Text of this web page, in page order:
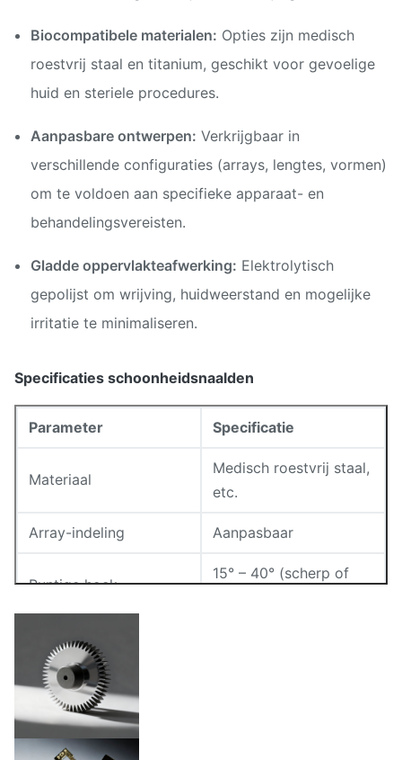
Biocompatibele materialen: Opties zijn medisch
roestvrij staal en titanium, geschikt voor gevoelige
huid en steriele procedures.
Aanpasbare ontwerpen: Verkrijgbaar in
verschillende configuraties (arrays, lengtes, vormen)
om te voldoen aan specifieke apparaat- en
behandelingsvereisten.
Gladde oppervlakteafwerking: Elektrolytisch
gepolijst om wrijving, huidweerstand en mogelijke
irritatie te minimaliseren.
Specificaties schoonheidsnaalden
Parameter Specificatie
Materiaal
Medisch roestvrij staal,
etc.
Array-indeling Aanpasbaar
Puntige hoek
15° – 40° (scherp of
Oppervlakteafwerking